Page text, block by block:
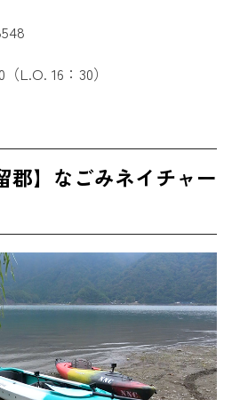
L.O. 16：30）
郡】なごみネイチャー